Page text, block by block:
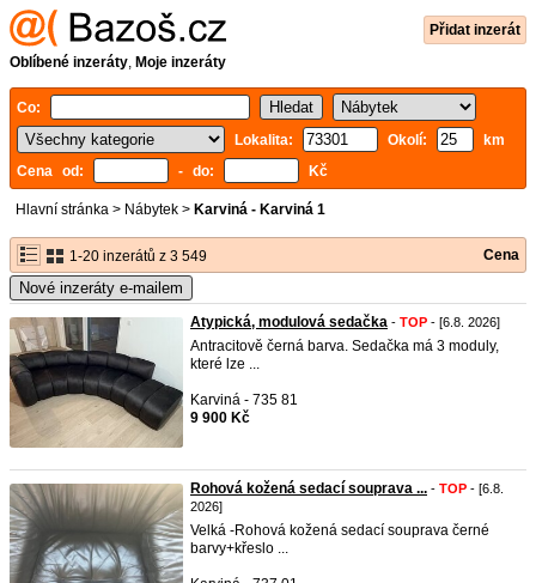
Přidat inzerát
Oblíbené inzeráty, Moje inzeráty
Co:
Lokalita:
Okolí:
km
Cena od:
- do: Kč
Hlavní stránka > Nábytek > Karviná - Karviná 1
1-20 inzerátů z 3 549 Cena
Nové inzeráty e-mailem
Atypická, modulová sedačka - TOP - [6.8. 2026]
Antracitově černá barva. Sedačka má 3 moduly,
které lze ...
Karviná - 735 81
9 900 Kč
Rohová kožená sedací souprava ... - TOP - [6.8.
2026]
Velká -Rohová kožená sedací souprava černé
barvy+křeslo ...